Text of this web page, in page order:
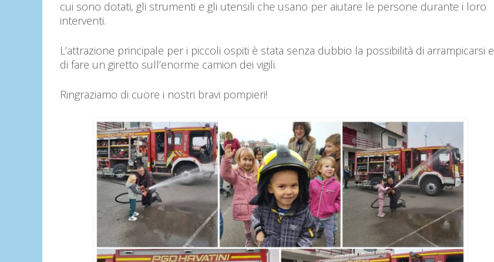
cui sono dotati, gli strumenti e gli utensili che usano per aiutare le persone durante i loro
interventi.
L’attrazione principale per i piccoli ospiti è stata senza dubbio la possibilità di arrampicarsi e
di fare un giretto sull’enorme camion dei vigili.
Ringraziamo di cuore i nostri bravi pompieri!